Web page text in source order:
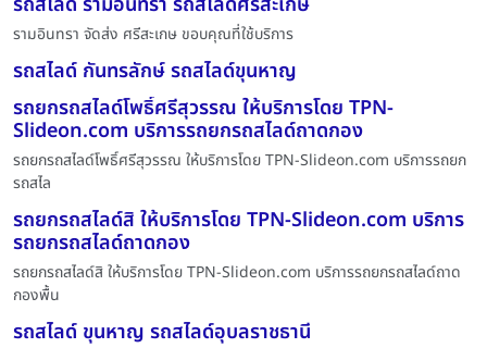
รามอินทรา จัดส่ง ศรีสะเกษ ขอบคุณที่ใช้บริการ
รถสไลด์ กันทรลักษ์ รถสไลด์ขุนหาญ
รถยกรถสไลด์โพธิ์ศรีสุวรรณ ให้บริการโดย TPN-
Slideon.com บริการรถยกรถสไลด์ถาดกอง
รถยกรถสไลด์โพธิ์ศรีสุวรรณ ให้บริการโดย TPN-Slideon.com บริการรถยก
รถสไล
รถยกรถสไลด์สิ ให้บริการโดย TPN-Slideon.com บริการ
รถยกรถสไลด์ถาดกอง
รถยกรถสไลด์สิ ให้บริการโดย TPN-Slideon.com บริการรถยกรถสไลด์ถาด
กองพื้น
รถสไลด์ ขุนหาญ รถสไลด์อุบลราชธานี